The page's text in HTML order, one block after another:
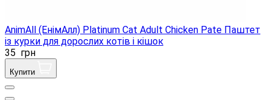
AnimAll (ЕнімАлл) Platinum Cat Adult Chicken Pate Паштет
із курки для дорослих котів і кішок
35 грн
Купити